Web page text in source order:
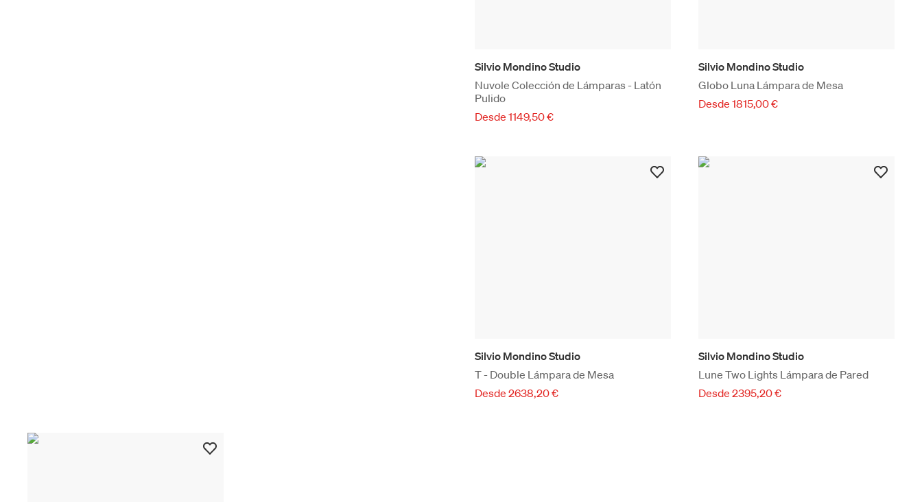
Silvio Mondino Studio
Nuvole Colección de Lámparas - Latón
Pulido
Desde 1149,50 €
Silvio Mondino Studio
Globo Luna Lámpara de Mesa
Desde 1815,00 €
Silvio Mondino Studio
T - Double Lámpara de Mesa
Desde 2638,20 €
Silvio Mondino Studio
Lune Two Lights Lámpara de Pared
Desde 2395,20 €